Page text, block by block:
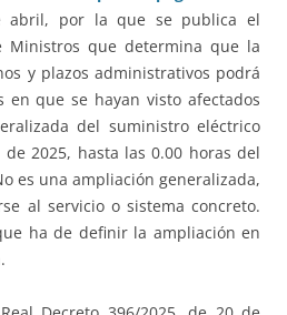
abril, por la que se publica el
Ministros que determina que la
y plazos administrativos podrá
en que se hayan visto afectados
del suministro eléctrico
2025, hasta las 0.00 horas del
es una ampliación generalizada,
al servicio o sistema concreto.
ha de definir la ampliación en